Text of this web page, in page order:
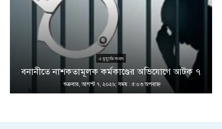
এ মুহূর্তের সংবাদ
বনানীতে নাশকতামূলক কর্মকাণ্ডের অভিযোগে আটক ৭
শুক্রবার, আগস্ট ৭, ২০২৬; সময় : ৫:০৩ অপরাহ্ণ